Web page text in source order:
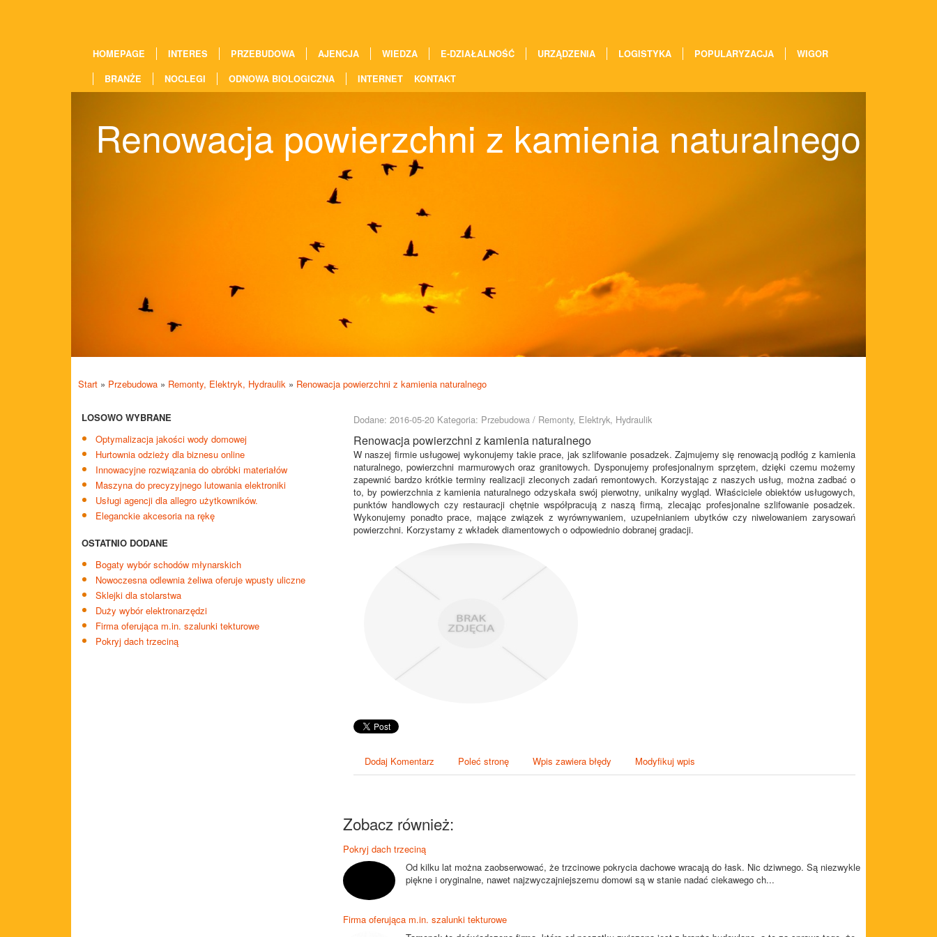
HOMEPAGE INTERES PRZEBUDOWA AJENCJA WIEDZA E-DZIAŁALNOŚĆ URZĄDZENIA LOGISTYKA POPULARYZACJA
WIGOR
BRANŻE
NOCLEGI ODNOWA BIOLOGICZNA INTERNET KONTAKT
Renowacja powierzchni z kamienia naturalnego
Start » Przebudowa » Remonty, Elektryk, Hydraulik » Renowacja powierzchni z kamienia naturalnego
LOSOWO WYBRANE
Optymalizacja jakości wody domowej
Hurtownia odzieży dla biznesu online
Innowacyjne rozwiązania do obróbki materiałów
Maszyna do precyzyjnego lutowania elektroniki
Usługi agencji dla allegro użytkowników.
Eleganckie akcesoria na rękę
OSTATNIO DODANE
Bogaty wybór schodów młynarskich
Nowoczesna odlewnia żeliwa oferuje wpusty uliczne
Sklejki dla stolarstwa
Duży wybór elektronarzędzi
Firma oferująca m.in. szalunki tekturowe
Pokryj dach trzeciną
Dodane: 2016-05-20 Kategoria: Przebudowa / Remonty, Elektryk, Hydraulik
Renowacja powierzchni z kamienia naturalnego
W naszej firmie usługowej wykonujemy takie prace, jak szlifowanie posadzek. Zajmujemy się renowacją podłóg z kamienia
naturalnego, powierzchni marmurowych oraz granitowych. Dysponujemy profesjonalnym sprzętem, dzięki czemu możemy
zapewnić bardzo krótkie terminy realizacji zleconych zadań remontowych. Korzystając z naszych usług, można zadbać o
to, by powierzchnia z kamienia naturalnego odzyskała swój pierwotny, unikalny wygląd. Właściciele obiektów usługowych,
punktów handlowych czy restauracji chętnie współpracują z naszą firmą, zlecając profesjonalne szlifowanie posadzek.
Wykonujemy ponadto prace, mające związek z wyrównywaniem, uzupełnianiem ubytków czy niwelowaniem zarysowań
powierzchni. Korzystamy z wkładek diamentowych o odpowiednio dobranej gradacji.
Dodaj Komentarz Poleć stronę Wpis zawiera błędy Modyfikuj wpis
Zobacz również:
Pokryj dach trzeciną
Od kilku lat można zaobserwować, że trzcinowe pokrycia dachowe wracają do łask. Nic dziwnego. Są niezwykle
piękne i oryginalne, nawet najzwyczajniejszemu domowi są w stanie nadać ciekawego ch...
Firma oferująca m.in. szalunki tekturowe